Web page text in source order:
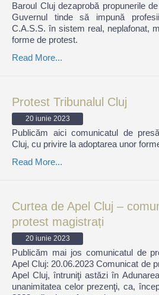
Baroul Cluj dezaprobă propunerile
Guvernul tinde să impună
C.A.S.S. în sistem real, neplafonat,
forme de protest.
Read More...
Protest Tribunalul Cluj
20 iunie 2023
Publicăm aici comunicatul de
Cluj, cu privire la adoptarea unor
Read More...
Curtea de Apel Cluj –
protest magistrați
20 iunie 2023
Publicăm mai jos comunicatul de
Apel Cluj: 20.06.2023 Comunicat de
Apel Cluj, întruniţi astăzi în
unanimitatea celor prezenţi, ca,